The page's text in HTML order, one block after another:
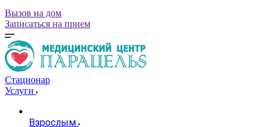
Вызов на дом
Записаться на прием
Стационар
Услуги
Взрослым